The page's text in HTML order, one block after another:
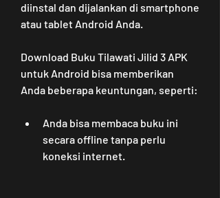
diinstal dan dijalankan di smartphone
atau tablet Android Anda.
Download Buku Tilawati Jilid 3 APK
untuk Android bisa memberikan
Anda beberapa keuntungan, seperti:
Anda bisa membaca buku ini
secara offline tanpa perlu
koneksi internet.